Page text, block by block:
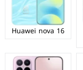
Huawei nova 16